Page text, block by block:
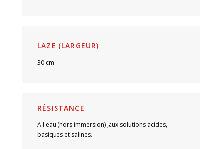
LAZE (LARGEUR)
30 cm
RÉSISTANCE
A l'eau (hors immersion) ,aux solutions acides,
basiques et salines.